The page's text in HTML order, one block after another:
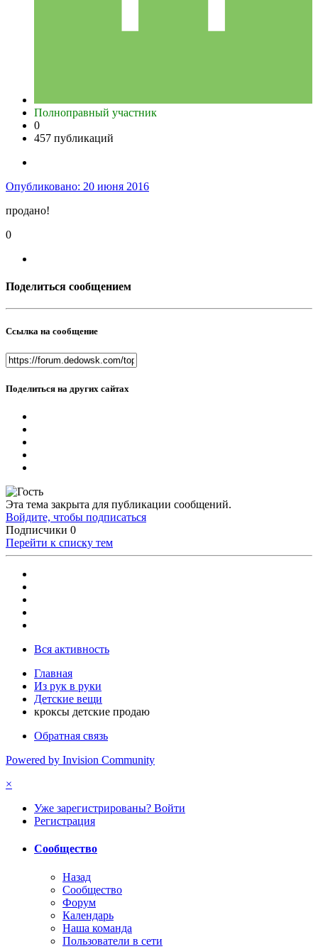
Полноправный участник
0
457 публикаций
Опубликовано: 20 июня 2016
продано!
0
Поделиться сообщением
Ссылка на сообщение
Поделиться на других сайтах
Эта тема закрыта для публикации сообщений.
Войдите, чтобы подписаться
Подписчики 0
Перейти к списку тем
Вся активность
Главная
Из рук в руки
Детские вещи
кроксы детские продаю
Обратная связь
Powered by Invision Community
×
Уже зарегистрированы? Войти
Регистрация
Сообщество
Назад
Сообщество
Форум
Календарь
Наша команда
Пользователи в сети